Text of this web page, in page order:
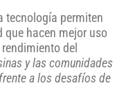
tecnología permiten
hacen mejor uso
del
y las comunidades
a los desafíos de